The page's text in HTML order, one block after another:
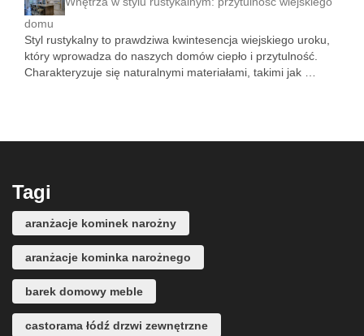
domu
Styl rustykalny to prawdziwa kwintesencja wiejskiego uroku,
który wprowadza do naszych domów ciepło i przytulność.
Charakteryzuje się naturalnymi materiałami, takimi jak …
Tagi
aranżacje kominek narożny
aranżacje kominka narożnego
barek domowy meble
castorama łódź drzwi zewnętrzne